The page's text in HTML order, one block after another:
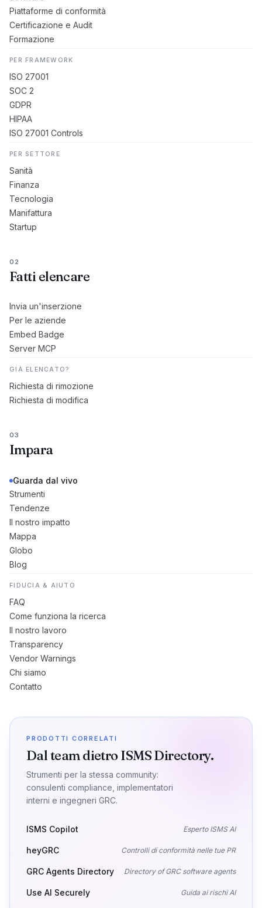
Piattaforme di conformità
Certificazione e Audit
Formazione
PER FRAMEWORK
ISO 27001
SOC 2
GDPR
HIPAA
ISO 27001 Controls
PER SETTORE
Sanità
Finanza
Tecnologia
Manifattura
Startup
02
Fatti elencare
Invia un'inserzione
Per le aziende
Embed Badge
Server MCP
GIÀ ELENCATO?
Richiesta di rimozione
Richiesta di modifica
03
Impara
Guarda dal vivo
Strumenti
Tendenze
Il nostro impatto
Mappa
Globo
Blog
FIDUCIA & AIUTO
FAQ
Come funziona la ricerca
Il nostro lavoro
Transparency
Vendor Warnings
Chi siamo
Contatto
PRODOTTI CORRELATI
Dal team dietro ISMS Directory.
Strumenti per la stessa community:
consulenti compliance, implementatori
interni e ingegneri GRC.
ISMS Copilot Esperto ISMS AI
heyGRC Controlli di conformità nelle tue PR
GRC Agents Directory Directory of GRC software agents
Use AI Securely Guida ai rischi AI